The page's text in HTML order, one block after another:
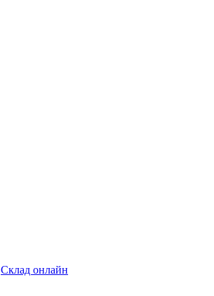
Склад онлайн